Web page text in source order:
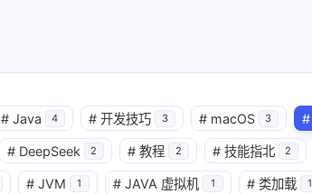
Nas私有云
ChatGPT-Next
# Java 4 # 开发技巧 3 # macOS 3 #
# DeepSeek 2 # 教程 2 # 技能指北 2
# JVM 1 # JAVA 虚拟机 1 # 类加载 1